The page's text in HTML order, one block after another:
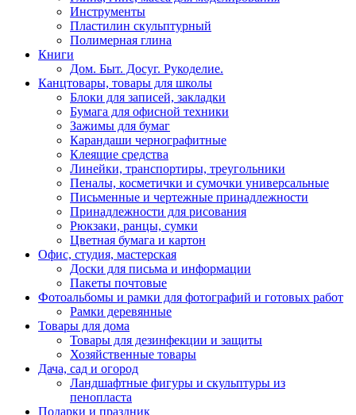
Инструменты
Пластилин скульптурный
Полимерная глина
Книги
Дом. Быт. Досуг. Рукоделие.
Канцтовары, товары для школы
Блоки для записей, закладки
Бумага для офисной техники
Зажимы для бумаг
Карандаши чернографитные
Клеящие средства
Линейки, транспортиры, треугольники
Пеналы, косметички и сумочки универсальные
Письменные и чертежные принадлежности
Принадлежности для рисования
Рюкзаки, ранцы, сумки
Цветная бумага и картон
Офис, студия, мастерская
Доски для письма и информации
Пакеты почтовые
Фотоальбомы и рамки для фотографий и готовых работ
Рамки деревянные
Товары для дома
Товары для дезинфекции и защиты
Хозяйственные товары
Дача, сад и огород
Ландшафтные фигуры и скульптуры из
пенопласта
Подарки и праздник